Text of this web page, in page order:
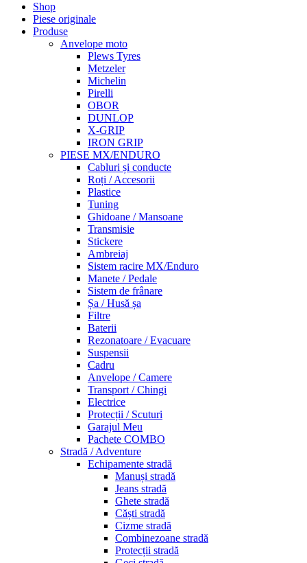
Shop
Piese originale
Produse
Anvelope moto
Plews Tyres
Metzeler
Michelin
Pirelli
OBOR
DUNLOP
X-GRIP
IRON GRIP
PIESE MX/ENDURO
Cabluri și conducte
Roți / Accesorii
Plastice
Tuning
Ghidoane / Mansoane
Transmisie
Stickere
Ambreiaj
Sistem racire MX/Enduro
Manete / Pedale
Sistem de frânare
Șa / Husă șa
Filtre
Baterii
Rezonatoare / Evacuare
Suspensii
Cadru
Anvelope / Camere
Transport / Chingi
Electrice
Protecții / Scuturi
Garajul Meu
Pachete COMBO
Stradă / Adventure
Echipamente stradă
Manuși stradă
Jeans stradă
Ghete stradă
Căști stradă
Cizme stradă
Combinezoane stradă
Protecții stradă